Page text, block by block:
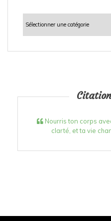
Catégories
Nourris ton corps
clarté, et ta vie